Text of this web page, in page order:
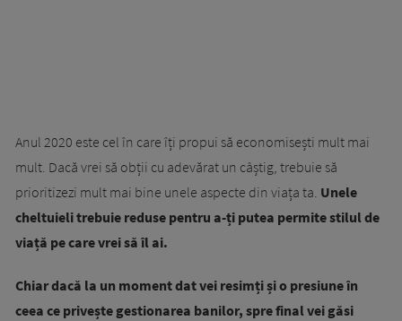
Anul 2020 este cel în care îți propui să economisești mult mai
mult. Dacă vrei să obții cu adevărat un câștig, trebuie să
prioritizezi mult mai bine unele aspecte din viața ta. Unele
cheltuieli trebuie reduse pentru a-ți putea permite stilul de
viață pe care vrei să îl ai.
Chiar dacă la un moment dat vei resimți și o presiune în
ceea ce privește gestionarea banilor, spre final vei găsi